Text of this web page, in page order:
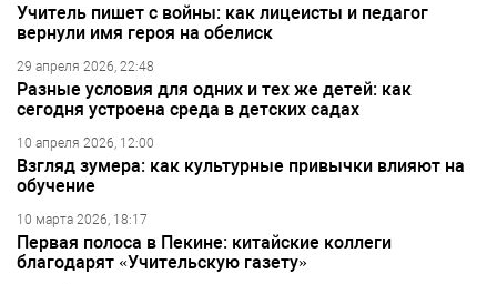
Учитель пишет с войны: как лицеисты и педагог
вернули имя героя на обелиск
29 апреля 2026, 22:48
Разные условия для одних и тех же детей: как
сегодня устроена среда в детских садах
10 апреля 2026, 12:00
Взгляд зумера: как культурные привычки влияют на
обучение
10 марта 2026, 18:17
Первая полоса в Пекине: китайские коллеги
благодарят «Учительскую газету»